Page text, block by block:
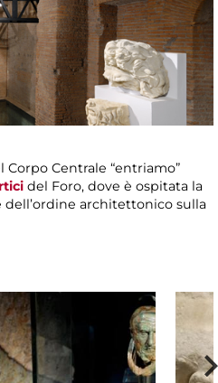
Centrale “entriamo”
del Foro, dove è ospitata la
architettonico sulla